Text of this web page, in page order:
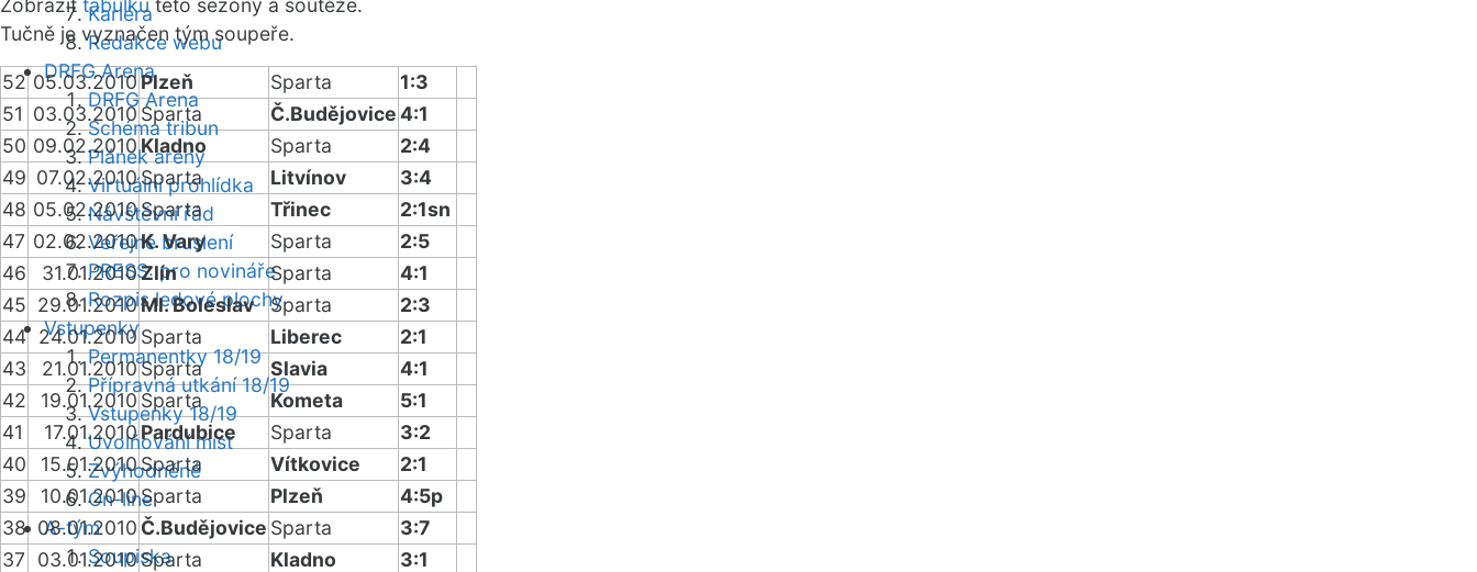
Kariéra
Redakce webu
DRFG Arena
DRFG Arena
Schéma tribun
Plánek areny
Virtuální prohlídka
Návštěvní řád
Veřejné bruslení
PRESS: pro novináře
Rozpis ledové plochy
Vstupenky
Permanentky 18/19
Přípravná utkání 18/19
Vstupenky 18/19
Uvolňování míst
Zvýhodněné
On-line
A-tým
Soupiska
Zobrazit tabulku této sezóny a soutěže.
Tučně je vyznačen tým soupeře.
52 05.03.2010Plzeň Sparta
1:3
51 03.03.2010 Sparta Č.Budějovice4:1
50 09.02.2010 Kladno Sparta
2:4
49 07.02.2010Sparta Litvínov
3:4
48 05.02.2010Sparta Třinec
2:1sn
47 02.02.2010K. Vary Sparta
2:5
46
31.01.2010Zlín Sparta
4:1
45 29.01.2010Ml. Boleslav Sparta
2:3
44 24.01.2010Sparta Liberec
2:1
43
21.01.2010Sparta Slavia
4:1
42
19.01.2010Sparta Kometa
5:1
41
17.01.2010Pardubice Sparta
3:2
40
15.01.2010Sparta Vítkovice
2:1
39
10.01.2010Sparta Plzeň
4:5p
38 08.01.2010 Č.Budějovice Sparta
3:7
37
03.01.2010Sparta Kladno
3:1